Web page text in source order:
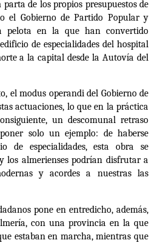
de los propios presupuestos de
el Gobierno de Partido Popular y
pelota en la que han convertido
edificio de especialidades del hospital
a la capital desde la Autovía del
el modus operandi del Gobierno de
actuaciones, lo que en la práctica
un descomunal retraso
solo un ejemplo: de haberse
de especialidades, esta obra se
los almerienses podrían disfrutar a
y acordes a nuestras las
pone en entredicho, además,
, con una provincia en la que
estaban en marcha, mientras que